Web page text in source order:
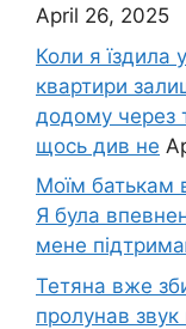
April 26, 2025
Коли я їздила
квартири
додому через
щось див не
Моїм батькам
Я була
мене
Тетяна вже
пролунав звук